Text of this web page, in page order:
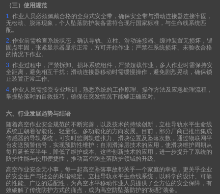
（三）使用规范
1. 作业人员必须佩戴合格的全身式安全带，确保安全带与滑动连接器连接牢固，
无松动、脱落现象，个人坠落防护装备需符合现行国家标准，与生命线系统匹
配。
2. 作业前需检查系统状态，确认导轨、立柱、滑动连接器、缓冲装置无损坏，锚
固点牢固，张紧显示器显示正常，方可开始作业；严禁在系统损坏、未验收合格
的情况下作业。
3. 作业过程中，严禁拆卸、损坏系统组件，严禁超载作业，多人作业时需保持安
全距离，避免相互干扰；滑动连接器移动时需缓慢操作，避免剧烈晃动，确保锁
止装置正常工作。
4. 作业人员需接受专业培训，熟悉系统的工作原理、操作方法及应急处理流程，
掌握坠落时的自救技巧，确保在突发情况下能够正确应对。
六、行业发展趋势与结语
随着高空作业安全规范的不断完善，以及技术的持续创新，立柱导轨水平生命线
系统正朝着智能化、轻量化、多功能化的方向发展。目前，部分厂商已推出集成
传感器的导轨系统，可实时监测轨道张力、滑块位置及坠落次数，通过物联网平
台发送预警信号，实现预防性维护；自润滑涂层技术的应用，使滑块维护周期从
每月延长至半年，降低了维护成本。这些创新技术的应用，进一步提升了系统的
防护性能与使用便捷性，推动高空防坠落防护领域的升级。
高空作业安全无小事，每一起高空坠落事故都关乎一个家庭的幸福，更关乎企业
的安全生产与社会的和谐稳定。立柱导轨水平生命线系统，以科学的设计、可靠
的性能、广泛的适配性，为高空水平移动作业人员提供了全方位的安全保障，有
效破解了传统防护方式的痛点，成为高空防坠落防护的“标配”装备。